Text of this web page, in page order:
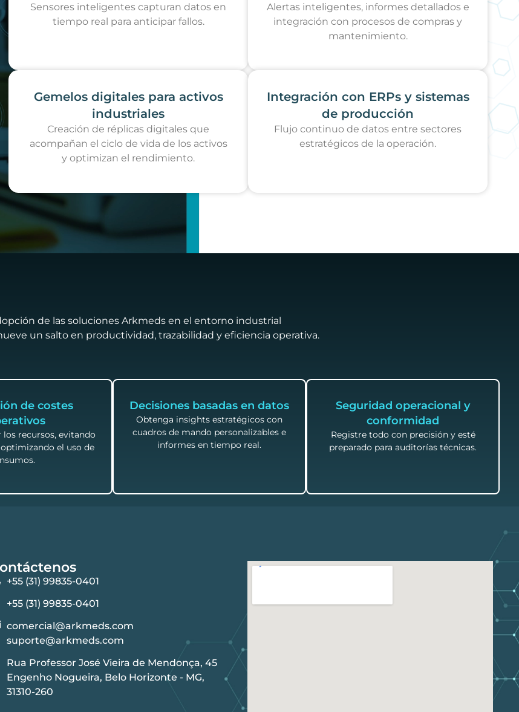
Sensores inteligentes capturan datos en
tiempo real para anticipar fallos.
Alertas inteligentes, informes detallados e
integración con procesos de compras y
mantenimiento.
Gemelos digitales para activos
industriales
Creación de réplicas digitales que
acompañan el ciclo de vida de los activos
y optimizan el rendimiento.
Integración con ERPs y sistemas
de producción
Flujo continuo de datos entre sectores
estratégicos de la operación.
de las soluciones Arkmeds en el entorno industrial
un salto en productividad, trazabilidad y eficiencia operativa.
de costes
recursos, evitando
el uso de
Decisiones basadas en datos
Obtenga insights estratégicos con
cuadros de mando personalizables e
informes en tiempo real.
Seguridad operacional y
conformidad
Registre todo con precisión y esté
preparado para auditorías técnicas.
+55 (31) 99835-0401
+55 (31) 99835-0401
comercial@arkmeds.com
suporte@arkmeds.com
Rua Professor José Vieira de Mendonça, 45
Engenho Nogueira, Belo Horizonte - MG,
31310-260